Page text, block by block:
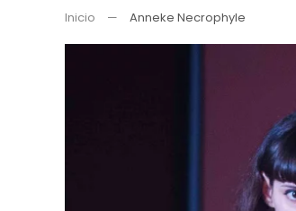
Inicio Anneke Necrophyle